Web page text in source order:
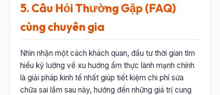
5. Câu Hỏi Thường Gặp (FAQ)
cùng chuyên gia
Nhìn nhận một cách khách quan, đầu tư thời gian tìm
hiểu kỹ lưỡng về xu hướng ẩm thực lành mạnh chính
là giải pháp kinh tế nhất giúp tiết kiệm chi phí sửa
chữa sai lầm sau này, hướng đến những giá trị cung